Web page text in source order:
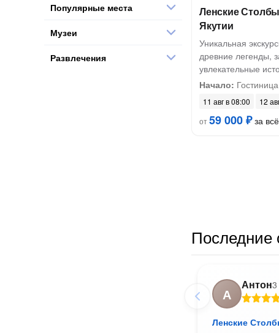
Ленские
Якутии
Уникальная
древние легенды,
увлекательные
Начало:
11 авг в 08:00
12
от59 000 ₽за
Последние
А
Антон3
Ленские
Популярные места
Музеи
Развлечения